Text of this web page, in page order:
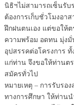
นิธิฯไม่สามารถเซ็นรับ
ต้องการเก็บชั่วโมงอา
ฝึกฝนตนเอง แต่ขอให้
ความพร้อม อดทน มุ่งมั่
อุปสรรคต่อโครงการ
แก่ท่าน จึงขอให้ท่านต
สมัครทั่วไป
หมายเหตุ – การรับรอ
ทางการศึกษา ให้ท่าน